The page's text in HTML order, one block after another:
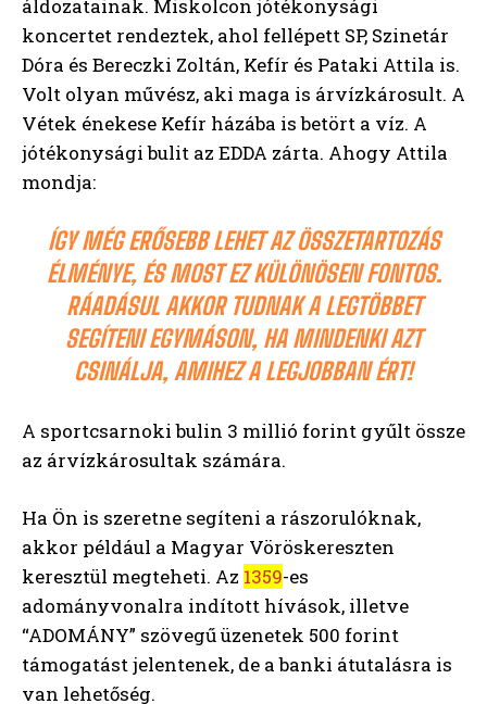
áldozatainak. Miskolcon jótékonysági
koncertet rendeztek, ahol fellépett SP, Szinetár
Dóra és Bereczki Zoltán, Kefír és Pataki Attila is.
Volt olyan művész, aki maga is árvízkárosult. A
Vétek énekese Kefír házába is betört a víz. A
jótékonysági bulit az EDDA zárta. Ahogy Attila
mondja:
ÍGY MÉG ERŐSEBB LEHET AZ ÖSSZETARTOZÁS
ÉLMÉNYE, ÉS MOST EZ KÜLÖNÖSEN FONTOS.
RÁADÁSUL AKKOR TUDNAK A LEGTÖBBET
SEGÍTENI EGYMÁSON, HA MINDENKI AZT
CSINÁLJA, AMIHEZ A LEGJOBBAN ÉRT!
A sportcsarnoki bulin 3 millió forint gyűlt össze
az árvízkárosultak számára.
Ha Ön is szeretne segíteni a rászorulóknak,
akkor például a Magyar Vöröskereszten
keresztül megteheti. Az 1359-es
adományvonalra indított hívások, illetve
“ADOMÁNY” szövegű üzenetek 500 forint
támogatást jelentenek, de a banki átutalásra is
van lehetőség.